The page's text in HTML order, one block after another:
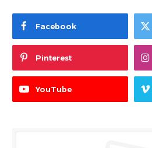
Facebook
Pinterest
YouTube